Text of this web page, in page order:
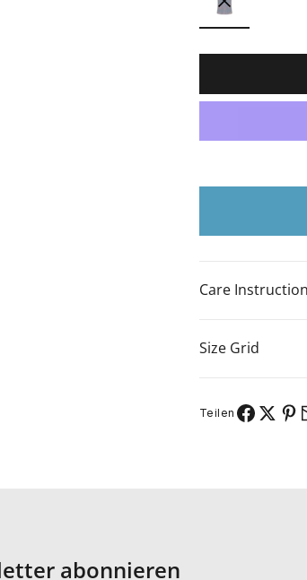
Care
Size Grid
Teilen
abonnieren